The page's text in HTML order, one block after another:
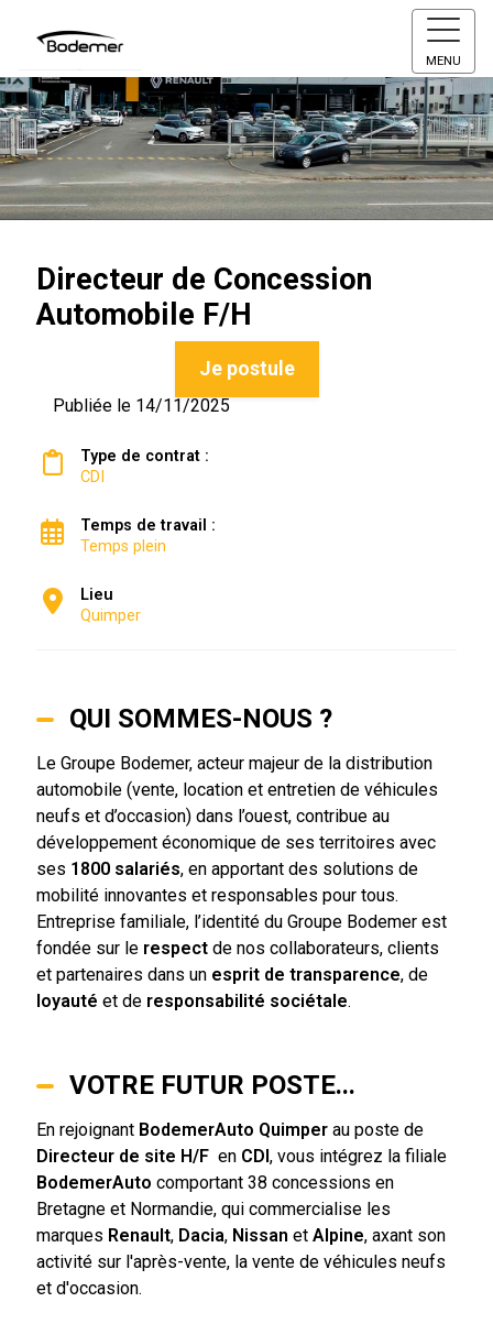
MENU
Directeur de Concession
Automobile F/H
Je postule
Publiée le 14/11/2025
Type de contrat :
CDI
Temps de travail :
Temps plein
Lieu
Quimper
QUI SOMMES-NOUS ?
Le Groupe Bodemer, acteur majeur de la distribution
automobile (vente, location et entretien de véhicules
neufs et d’occasion) dans l’ouest, contribue au
développement économique de ses territoires avec
ses 1800 salariés, en apportant des solutions de
mobilité innovantes et responsables pour tous.
Entreprise familiale, l’identité du Groupe Bodemer est
fondée sur le respect de nos collaborateurs, clients
et partenaires dans unesprit de transparence, de
loyauté et de responsabilité sociétale.
VOTRE FUTUR POSTE...
En rejoignant BodemerAuto Quimperau poste de
Directeur de site H/Fen CDI, vous intégrez la filiale
BodemerAuto comportant 38 concessions en
Bretagne et Normandie, qui commercialise les
marques Renault, Dacia, Nissan et Alpine, axant son
activité sur l'après-vente, la vente de véhicules neufs
et d'occasion.